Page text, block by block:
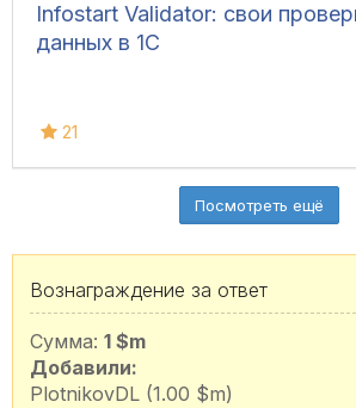
Infostart Validator: свои
данных в 1С
21
Посмотреть ещё
Вознаграждение за ответ
Сумма: 1 $m
Добавили:
PlotnikovDL (1.00 $m)